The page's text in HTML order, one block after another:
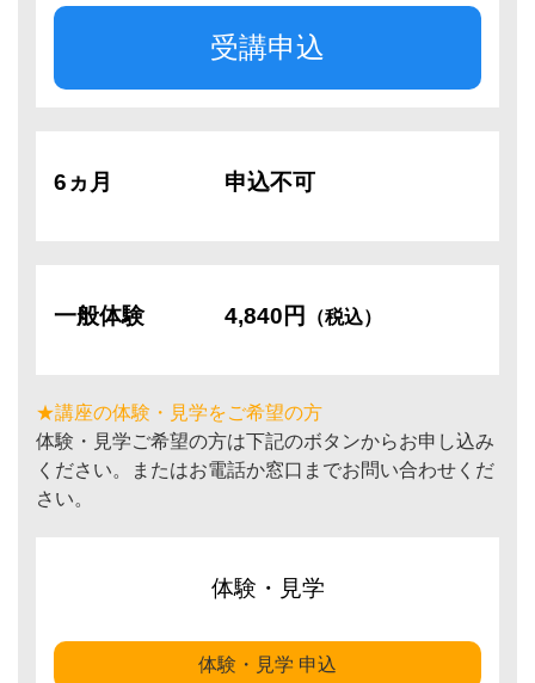
受講申込
6ヵ月 申込不可
一般体験 4,840円 （税込）
★講座の体験・見学をご希望の方
体験・見学ご希望の方は下記のボタンからお申し込み
ください。またはお電話か窓口までお問い合わせくだ
さい。
体験・見学
体験・見学 申込